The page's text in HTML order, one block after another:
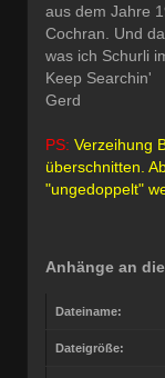
aus dem Jahre
Cochran. Und
was ich Schurli
Keep Searchin'
Gerd
PS: Verzeihung
überschnitten.
"ungedoppelt"
Anhänge an
Dateiname:
Dateigröße: